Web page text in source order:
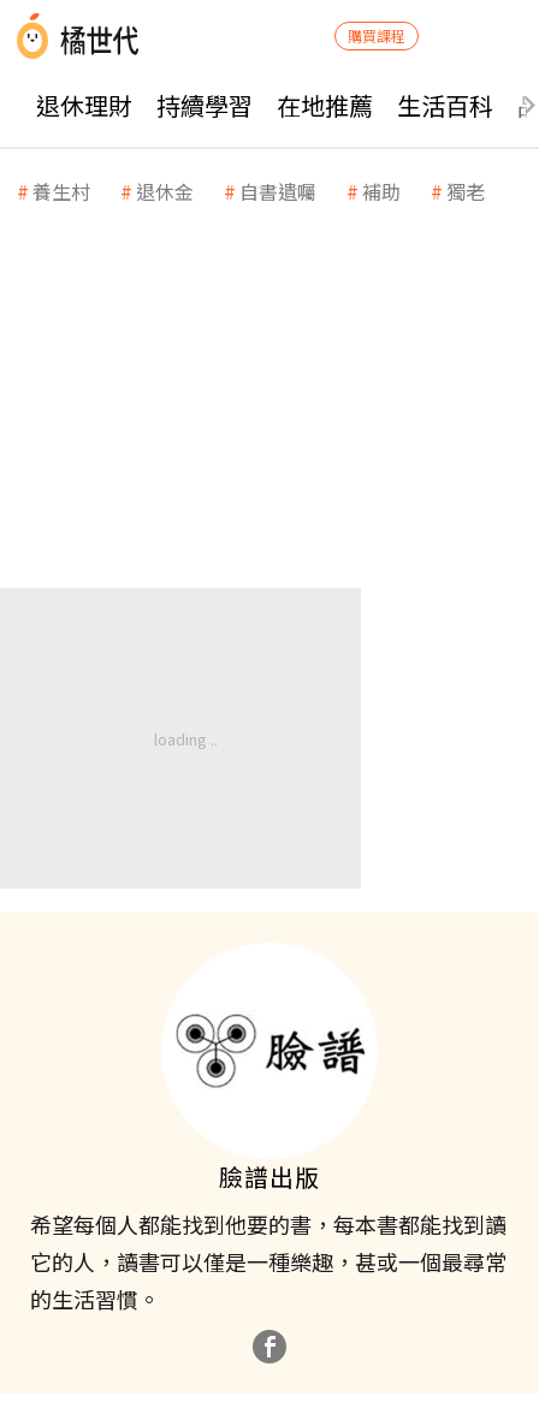
購買課程
退休理財 持續學習 在地推薦 生活百科
養生村 退休金 自書遺囑 補助 獨老
臉譜出版
希望每個人都能找到他要的書，每本書都能找到讀
它的人，讀書可以僅是一種樂趣，甚或一個最尋常
的生活習慣。